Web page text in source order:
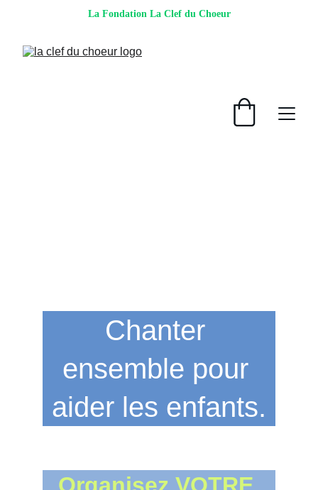
La Fondation La Clef du Choeur
Chanter
ensemble pour
aider les enfants.